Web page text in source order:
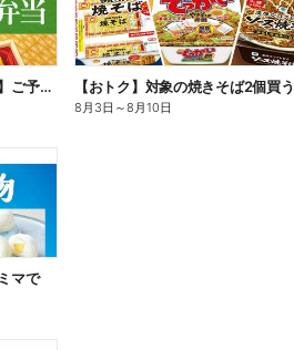
【旨さ格別、こだわり尽くし】ご予約弁当
8月3日 ～8月10日
マで